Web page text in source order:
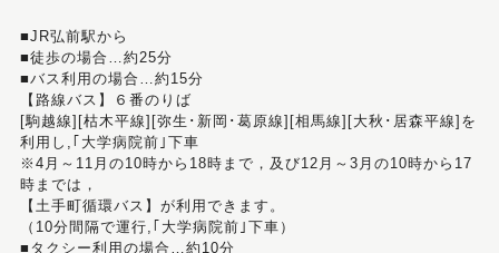
■JR弘前駅から
■徒歩の場合…約25分
■バス利用の場合…約15分
【路線バス】６番のりば
[駒越線][枯木平線][弥生･新岡･葛原線][相馬線][大秋･居森平線]を
利用し,｢大学病院前｣下車
※4月～11月の10時から18時まで，及び12月～3月の10時から17
時までは，
【土手町循環バス】が利用できます。
（10分間隔で運行,｢大学病院前｣下車）
■タクシー利用の場合…約10分